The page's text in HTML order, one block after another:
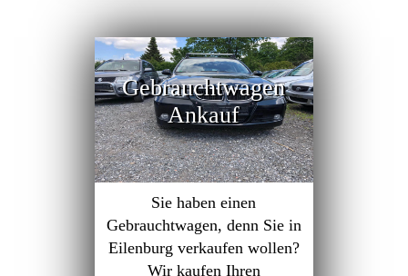
Gebrauchtwagen
Ankauf
Sie haben einen
Gebrauchtwagen, denn Sie in
Eilenburg verkaufen wollen?
Wir kaufen Ihren